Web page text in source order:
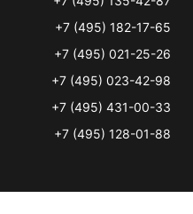
+7 (495) 182-17-65
+7 (495) 021-25-26
+7 (495) 023-42-98
+7 (495) 431-00-33
+7 (495) 128-01-88